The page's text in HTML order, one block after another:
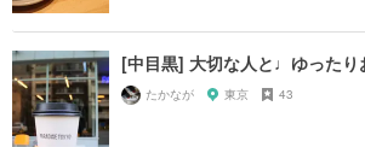
[中目黒] 大切な人と♩ゆったり
たかなが 東京 43